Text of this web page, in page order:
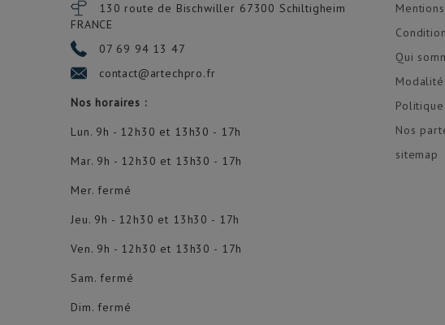
130 route de Bischwiller 67300 Schiltigheim
FRANCE
07 69 94 13 47
contact@artechpro.fr
Nos horaires :
Lun. 9h - 12h30 et 13h30 - 17h
Mar. 9h - 12h30 et 13h30 - 17h
Mer. fermé
Jeu. 9h - 12h30 et 13h30 - 17h
Ven. 9h - 12h30 et 13h30 - 17h
Sam. fermé
Dim. fermé
Qui
Nos
sitemap